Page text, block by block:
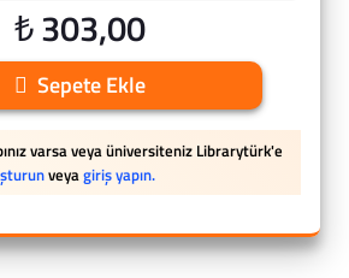
₺ 303,00
Sepete Ekle
varsa veya üniversiteniz Librarytürk'e
veyagiriş yapın.